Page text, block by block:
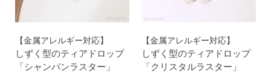
【金属アレルギー対応】
しずく型のティアドロップ
「シャンパンラスター」
【金属アレルギー対応】
しずく型のティアドロップ
「クリスタルラスター」